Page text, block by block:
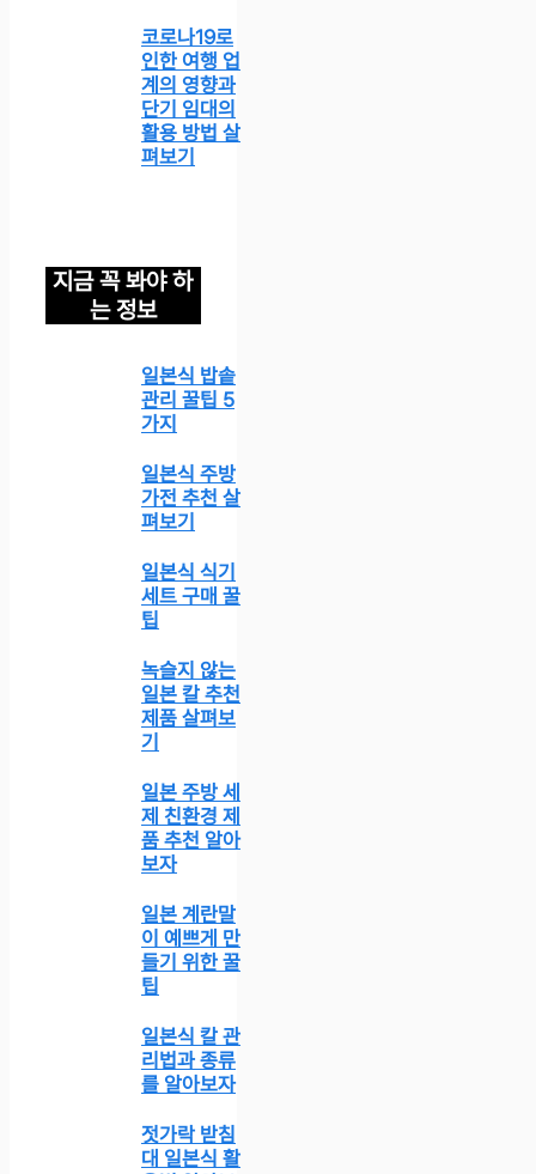
코로나19로
인한 여행 업
계의 영향과
단기 임대의
활용 방법 살
펴보기
지금 꼭 봐야 하
는 정보
일본식 밥솥
관리 꿀팁 5
가지
일본식 주방
가전 추천 살
펴보기
일본식 식기
세트 구매 꿀
팁
녹슬지 않는
일본 칼 추천
제품 살펴보
기
일본 주방 세
제 친환경 제
품 추천 알아
보자
일본 계란말
이 예쁘게 만
들기 위한 꿀
팁
일본식 칼 관
리법과 종류
를 알아보자
젓가락 받침
대 일본식 활